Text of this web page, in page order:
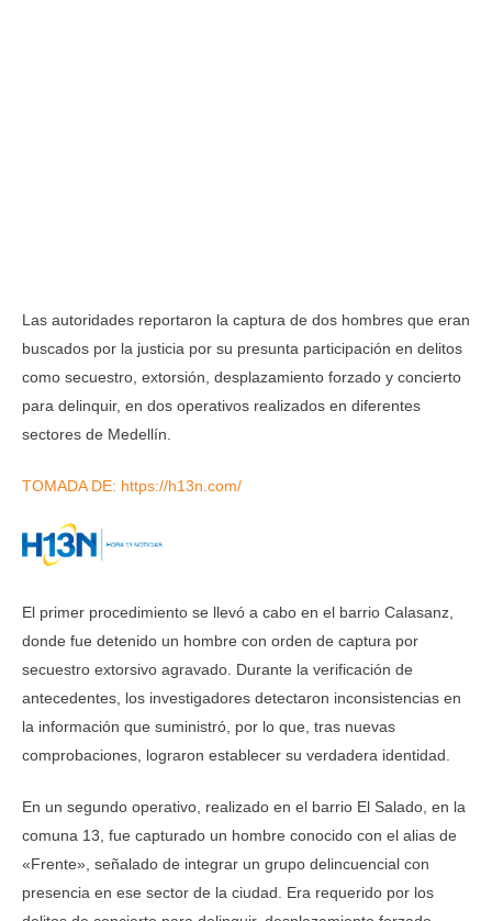
Las autoridades reportaron la captura de dos hombres que eran
buscados por la justicia por su presunta participación en delitos
como secuestro, extorsión, desplazamiento forzado y concierto
para delinquir, en dos operativos realizados en diferentes
sectores de Medellín.
TOMADA DE: https://h13n.com/
El primer procedimiento se llevó a cabo en el barrio Calasanz,
donde fue detenido un hombre con orden de captura por
secuestro extorsivo agravado. Durante la verificación de
antecedentes, los investigadores detectaron inconsistencias en
la información que suministró, por lo que, tras nuevas
comprobaciones, lograron establecer su verdadera identidad.
En un segundo operativo, realizado en el barrio El Salado, en la
comuna 13, fue capturado un hombre conocido con el alias de
«Frente», señalado de integrar un grupo delincuencial con
presencia en ese sector de la ciudad. Era requerido por los